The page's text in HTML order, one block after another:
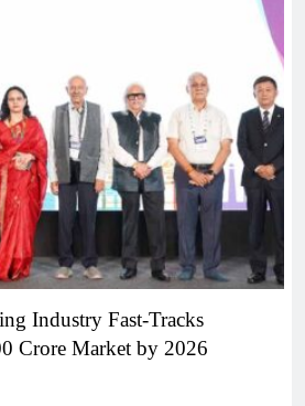
Industry Fast-Tracks
Crore Market by 2026